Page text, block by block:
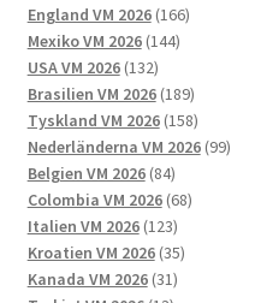
England VM 2026 166166
Mexiko VM 2026 144144
USA VM 2026 132132
produkter
Brasilien VM 2026 189189
produkter
Tyskland VM 2026 158158
produkter
Nederländerna VM 2026 9999
Belgien VM 2026 8484
produkter
Colombia VM 2026 6868
Italien VM 2026 123123
produkter
Kroatien VM 2026 3535
Kanada VM 2026 3131